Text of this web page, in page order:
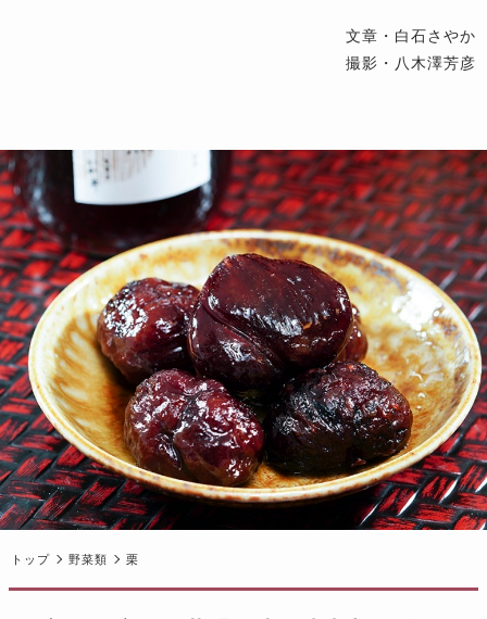
文章・白石さやか
撮影・八木澤芳彦
トップ 野菜類 栗